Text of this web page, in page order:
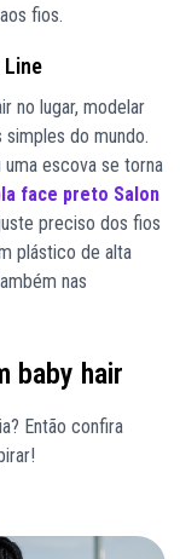
fios.
Line
no lugar, modelar
do mundo.
escova se torna
face preto Salon
preciso dos fios
plástico de alta
nas
baby hair
Então confira